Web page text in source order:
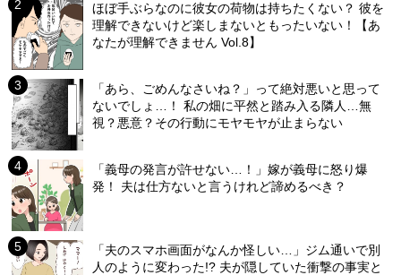
ほぼ手ぶらなのに彼女の荷物は持ちたくない？ 彼を
理解できないけど楽しまないともったいない！【あ
なたが理解できません Vol.8】
「あら、ごめんなさいね？」って絶対悪いと思って
ないでしょ…！ 私の畑に平然と踏み入る隣人…無
視？悪意？その行動にモヤモヤが止まらない
「義母の発言が許せない…！」嫁が義母に怒り爆
発！ 夫は仕方ないと言うけれど諦めるべき？
「夫のスマホ画面がなんか怪しい…」ジム通いで別
人のように変わった!? 夫が隠していた衝撃の事実と